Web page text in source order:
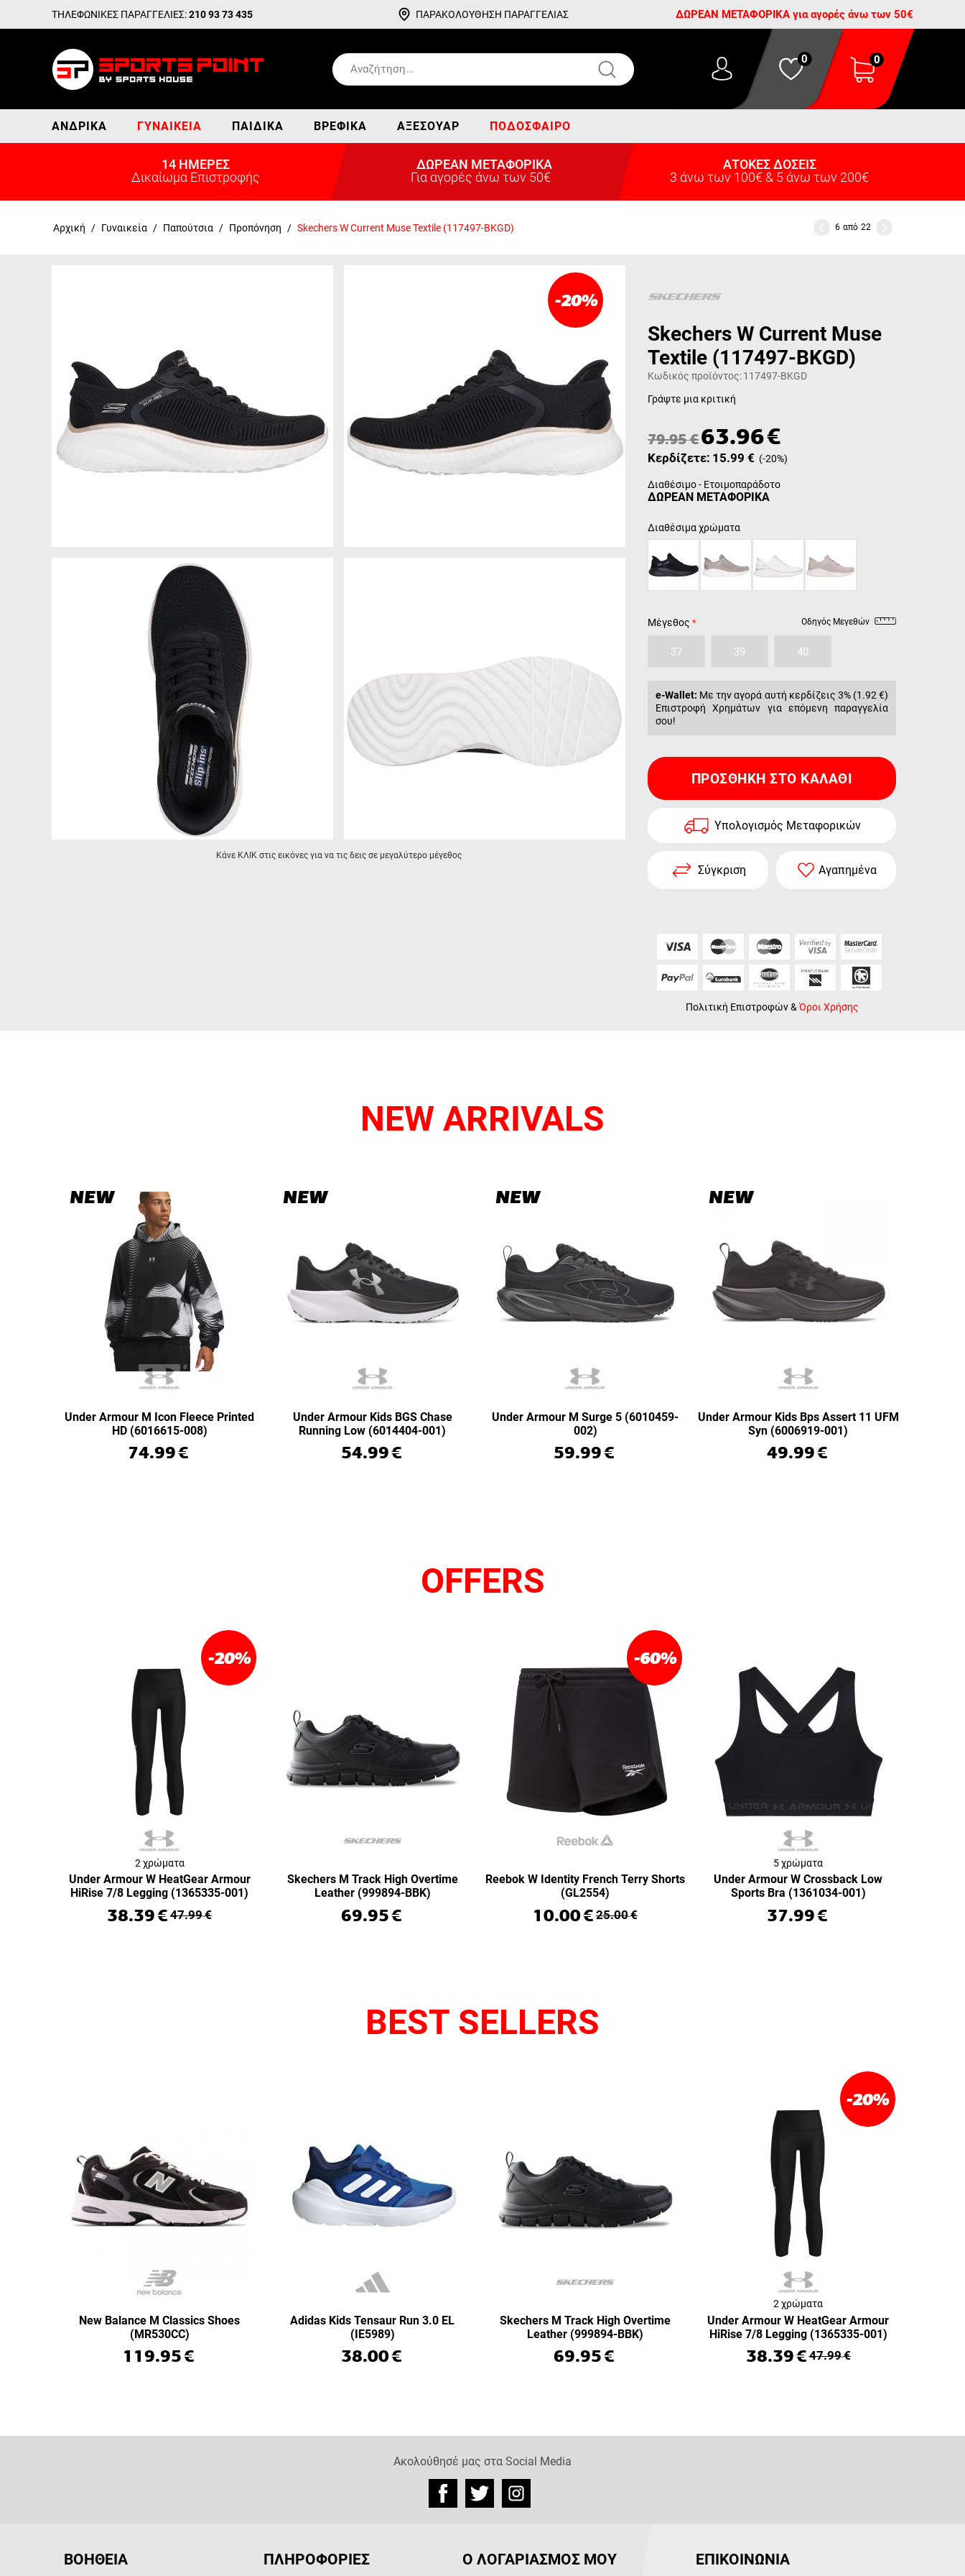
ΤΗΛΕΦΩΝΙΚΕΣ ΠΑΡΑΓΓΕΛΙΕΣ:210 93 73 435 ΠΑΡΑΚΟΛΟΥΘΗΣΗ ΠΑΡΑΓΓΕΛΙΑΣ ΔΩΡΕΑΝ ΜΕΤΑΦΟΡΙΚΑ για αγορές άνω των 50€
0 0
ΑΝΔΡΙΚΆ ΓΥΝΑΙΚΕΊΑ ΠΑΙΔΙΚΆ ΒΡΕΦΙΚΆ ΑΞΕΣΟΥΆΡ ΠΟΔΌΣΦΑΙΡΟ
14 ΗΜΕΡΕΣ
Δικαίωμα Επιστροφής
ΔΩΡΕΑΝ ΜΕΤΑΦΟΡΙΚΑ
Για αγορές άνω των 50€
ΑΤΟΚΕΣ ΔΟΣΕΙΣ
3 άνω των 100€ & 5 άνω των 200€
Αρχική / Γυναικεία / Παπούτσια / Προπόνηση / Skechers W Current Muse Textile (117497-BKGD) 6 από 22
Κάνε ΚΛΙΚ στις εικόνες για να τις δεις σε μεγαλύτερο μέγεθος
-20%
Skechers W Current Muse
Textile (117497-BKGD)
Κωδικός προϊόντος:117497-BKGD
Γράψτε μια κριτική
79.95€63.96€
Κερδίζετε: 15.99 € (-20%)
Διαθέσιμο - Ετοιμοπαράδοτο
ΔΩΡΕΑΝ ΜΕΤΑΦΟΡΙΚΑ
Διαθέσιμα χρώματα
Οδηγός Μεγεθών
Μέγεθος
37 39 40
e-Wallet: Με την αγορά αυτή κερδίζεις 3% (1.92 €)
Επιστροφή Χρημάτων για επόμενη παραγγελία
σου!
ΠΡΟΣΘΉΚΗ ΣΤΟ ΚΑΛΆΘΙ
Υπολογισμός Μεταφορικών
Σύγκριση Αγαπημένα
Πολιτική Επιστροφών& Όροι Χρήσης
NEW ARRIVALS
NEW
Under Armour M Icon Fleece Printed
HD (6016615-008)
74.99€
NEW
Under Armour Kids BGS Chase
Running Low (6014404-001)
54.99€
NEW
Under Armour M Surge 5 (6010459-
002)
59.99€
NEW
Under Armour Kids Bps Assert 11 UFM
Syn (6006919-001)
49.99€
OFFERS
-20%
2 χρώματα
Under Armour W HeatGear Armour
HiRise 7/8 Legging (1365335-001)
38.39€ 47.99€
Skechers M Track High Overtime
Leather (999894-BBK)
69.95€
-60%
Reebok W Identity French Terry Shorts
(GL2554)
10.00€ 25.00€
5 χρώματα
Under Armour W Crossback Low
Sports Bra (1361034-001)
37.99€
BEST SELLERS
New Balance M Classics Shoes
(MR530CC)
119.95€
Adidas Kids Tensaur Run 3.0 EL
(IE5989)
38.00€
Skechers M Track High Overtime
Leather (999894-BBK)
69.95€
-20%
2 χρώματα
Under Armour W HeatGear Armour
HiRise 7/8 Legging (1365335-001)
38.39€47.99€
Ακολούθησέ μας στα Social Media
ΒΟΗΘΕΙΑ ΠΛΗΡΟΦΟΡΙΕΣ Ο ΛΟΓΑΡΙΑΣΜΟΣ ΜΟΥ ΕΠΙΚΟΙΝΩΝΙΑ